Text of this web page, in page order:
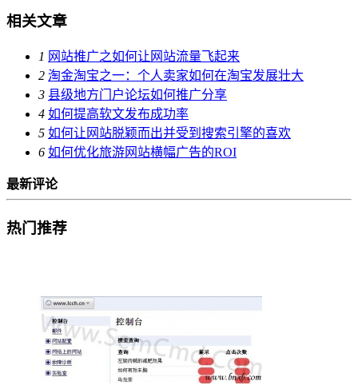
相关文章
1 网站推广之如何让网站流量飞起来
2 淘金淘宝之一：个人卖家如何在淘宝发展壮大
3 县级地方门户论坛如何推广分享
4 如何提高软文发布成功率
5 如何让网站脱颖而出并受到搜索引擎的喜欢
6 如何优化旅游网站横幅广告的ROI
最新评论
热门推荐